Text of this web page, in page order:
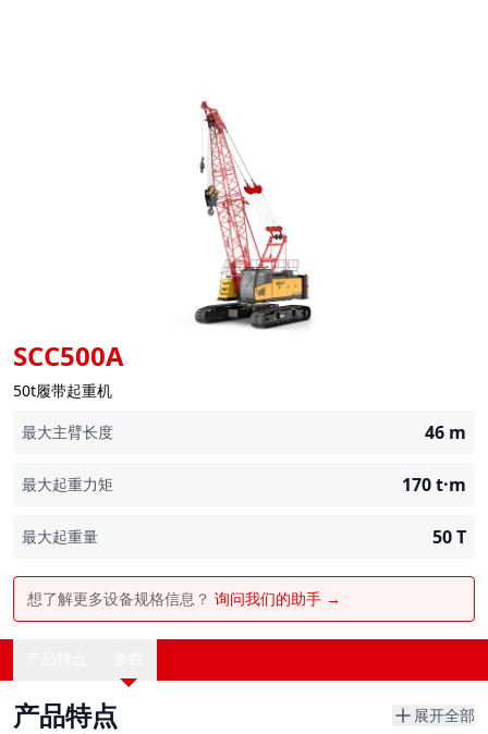
SCC500A
50t履带起重机
最大主臂长度
46 m
最大起重力矩 170t·m
最大起重量 50T
想了解更多设备规格信息？ 询问我们的助手 →
产品特点 展开全部